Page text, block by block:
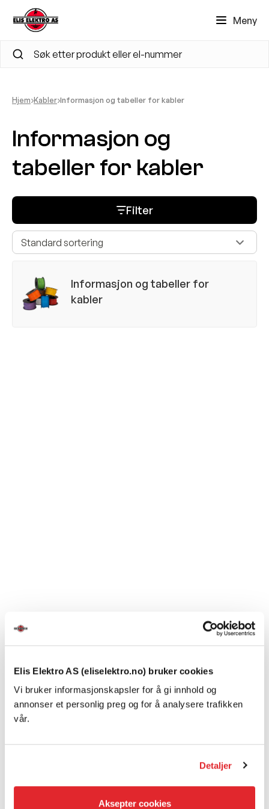
Elis Elektro AS (eliselektro.no) bruker cookies
Vi bruker informasjonskapsler for å gi innhold og
annonser et personlig preg og for å analysere trafikken
vår.
Detaljer
Aksepter cookies
Meny
miljø og sikkerhet (HMS)
datablad
Hjem›Kabler›Informasjon og tabeller for kabler
Informasjon og
tabeller for kabler
Filter
Informasjon og tabeller for
kabler